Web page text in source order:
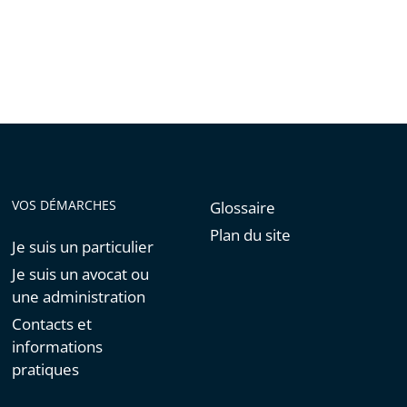
VOS DÉMARCHES
Je suis un particulier
Je suis un avocat ou
une administration
Contacts et
informations
pratiques
Glossaire
Plan du site